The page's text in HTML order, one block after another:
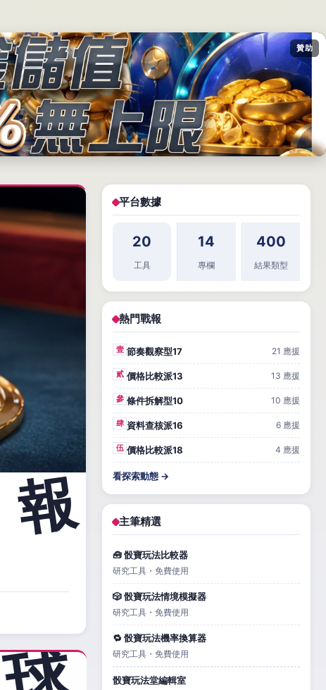
贊助
平台數據
20
工具
14
專欄
400
結果類型
熱門戰報
壹 節奏觀察型17 21 應援
貳 價格比較派13 13 應援
參 條件拆解型10 10 應援
肆 資料查核派16 6 應援
伍 價格比較派18 4 應援
看探索動態 →
主筆精選
🧰 骰寶玩法比較器
研究工具・免費使用
🎲 骰寶玩法情境模擬器
研究工具・免費使用
🔁 骰寶玩法機率換算器
研究工具・免費使用
骰寶玩法堂編輯室